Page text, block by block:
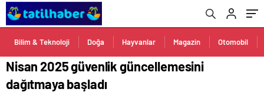
Bilim & Teknoloji Doğa Hayvanlar Magazin Otomobil
Nisan 2025 güvenlik güncellemesini
dağıtmaya başladı